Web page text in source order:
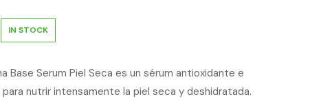
IN STOCK
Base Serum Piel Seca es un sérum antioxidante e
nutrir intensamente la piel seca y deshidratada.